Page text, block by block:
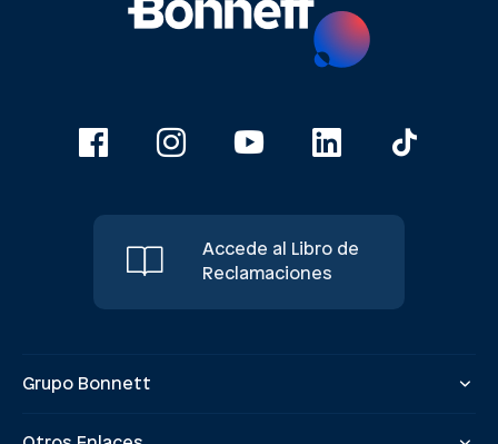
Accede al Libro de
Reclamaciones
Grupo Bonnett